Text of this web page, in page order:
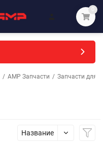
0
/ АМР Запчасти / Запчасти для
Название